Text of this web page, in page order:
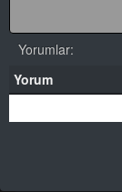
Yorumlar:
Yorum